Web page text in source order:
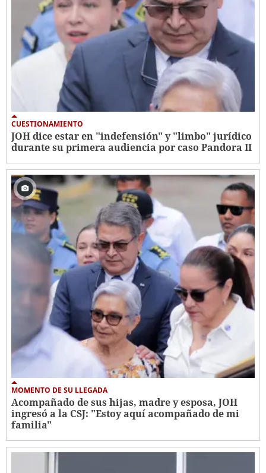
CUESTIONAMIENTO
JOH dice estar en "indefensión" y "limbo" jurídico
durante su primera audiencia por caso Pandora II
MOMENTO DE SU LLEGADA
Acompañado de sus hijas, madre y esposa, JOH
ingresó a la CSJ: "Estoy aquí acompañado de mi
familia"